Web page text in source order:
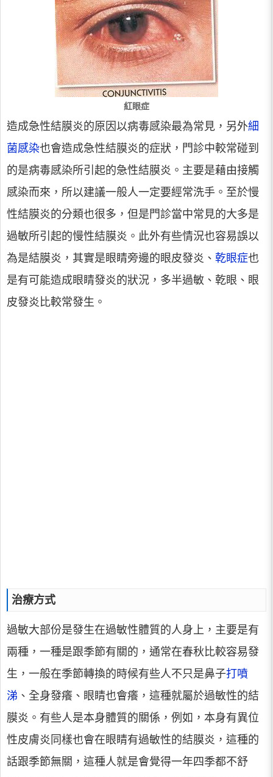
紅眼症
造成急性結膜炎的原因以病毒感染最為常見，另外細
菌感染也會造成急性結膜炎的症狀，門診中較常碰到
的是病毒感染所引起的急性結膜炎。主要是藉由接觸
感染而來，所以建議一般人一定要經常洗手。至於慢
性結膜炎的分類也很多，但是門診當中常見的大多是
過敏所引起的慢性結膜炎。此外有些情況也容易誤以
為是結膜炎，其實是眼睛旁邊的眼皮發炎、 乾眼症也
是有可能造成眼睛發炎的狀況，多半過敏、乾眼、眼
皮發炎比較常發生。
治療方式
過敏大部份是發生在過敏性體質的人身上，主要是有
兩種，一種是跟季節有關的，通常在春秋比較容易發
生，一般在季節轉換的時候有些人不只是鼻子打噴
涕 、全身發癢、眼睛也會癢，這種就屬於過敏性的結
膜炎。有些人是本身體質的關係，例如，本身有異位
性皮膚炎同樣也會在眼睛有過敏性的結膜炎，這種的
話跟季節無關，這種人就是會覺得一年四季都不舒